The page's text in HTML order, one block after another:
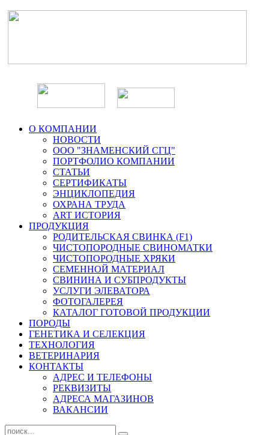
О КОМПАНИИ
НОВОСТИ
ООО "ЗНАМЕНСКИЙ СГЦ"
ПОРТФОЛИО КОМПАНИИ
СТАТЬИ
СЕРТИФИКАТЫ
ЭНЦИКЛОПЕДИЯ
ОХРАНА ТРУДА
ART ИСТОРИЯ
ПРОДУКЦИЯ
РОДИТЕЛЬСКАЯ СВИНКА (F1)
ЧИСТОПОРОДНЫЕ СВИНОМАТКИ
ЧИСТОПОРОДНЫЕ ХРЯКИ
СЕМЕННОЙ МАТЕРИАЛ
СВИНИНА И СУБПРОДУКТЫ
УСЛУГИ ЭЛЕВАТОРА
ФОТОГАЛЕРЕЯ
КАТАЛОГ ГОТОВОЙ ПРОДУКЦИИ
ПОРОДЫ
ГЕНЕТИКА И СЕЛЕКЦИЯ
ТЕХНОЛОГИЯ
ВЕТЕРИНАРИЯ
КОНТАКТЫ
АДРЕС И ТЕЛЕФОНЫ
РЕКВИЗИТЫ
АДРЕСА МАГАЗИНОВ
ВАКАНСИИ